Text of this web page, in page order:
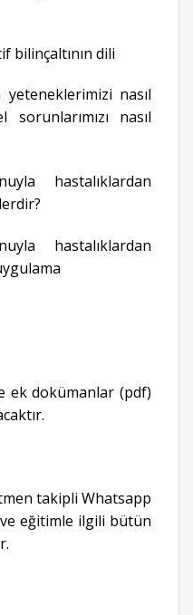
bilinçaltının dili
nasıl
nasıl
hastalıklardan
hastalıklardan
ek dokümanlar (pdf)
takipli Whatsapp
eğitimle ilgili bütün